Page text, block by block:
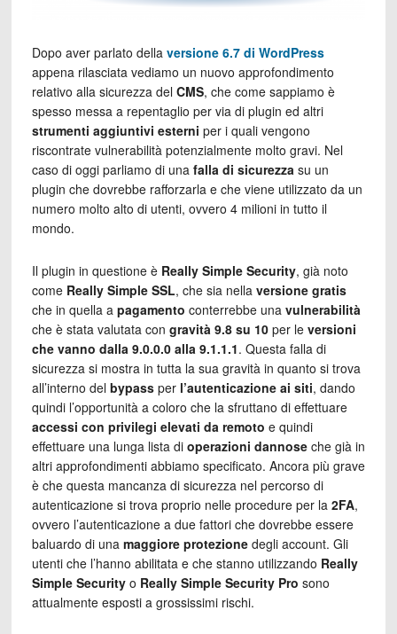
Dopo aver parlato della versione 6.7 di WordPress
appena rilasciata vediamo un nuovo approfondimento
relativo alla sicurezza del CMS, che come sappiamo è
spesso messa a repentaglio per via di plugin ed altri
strumenti aggiuntivi esterni per i quali vengono
riscontrate vulnerabilità potenzialmente molto gravi. Nel
caso di oggi parliamo di una falla di sicurezza su un
plugin che dovrebbe rafforzarla e che viene utilizzato da un
numero molto alto di utenti, ovvero 4 milioni in tutto il
mondo.
Il plugin in questione è Really Simple Security, già noto
come Really Simple SSL, che sia nella versione gratis
che in quella a pagamento conterrebbe una vulnerabilità
che è stata valutata con gravità 9.8 su 10per le versioni
che vanno dalla 9.0.0.0 alla 9.1.1.1. Questa falla di
sicurezza si mostra in tutta la sua gravità in quanto si trova
all’interno del bypassper l’autenticazione ai siti, dando
quindi l’opportunità a coloro che la sfruttano di effettuare
accessi con privilegi elevati da remoto e quindi
effettuare una lunga lista di operazioni dannoseche già in
altri approfondimenti abbiamo specificato. Ancora più grave
è che questa mancanza di sicurezza nel percorso di
autenticazione si trova proprio nelle procedure per la 2FA,
ovvero l’autenticazione a due fattori che dovrebbe essere
baluardo di una maggiore protezionedegli account. Gli
utenti che l’hanno abilitata e che stanno utilizzando Really
Simple Securityo Really Simple Security Pro sono
attualmente esposti a grossissimi rischi.